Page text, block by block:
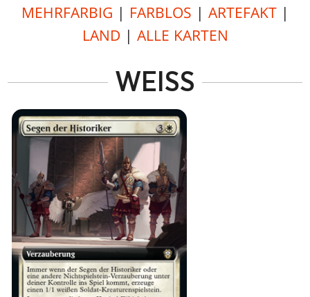
MEHRFARBIG | FARBLOS | ARTEFAKT|
LAND | ALLE KARTEN
WEISS